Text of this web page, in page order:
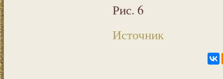
Рис. 6
Источник